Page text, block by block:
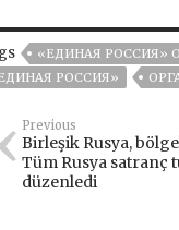
«ЕДИНАЯ РОССИЯ»
РОССИЯ»
Previous
Birleşik Rusya,
Tüm Rusya satranç
düzenledi